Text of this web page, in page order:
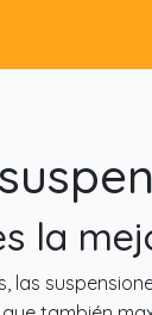
la